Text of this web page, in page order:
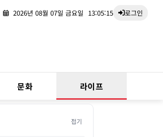
2026년 08월 07일 금요일 13:05:16 로그인
문화 라이프
접기